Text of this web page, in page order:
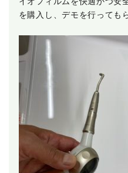
を購入し、デモを行っても